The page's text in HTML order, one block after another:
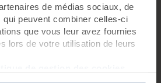
de médias sociaux, de
qui peuvent combiner celles-ci
que vous leur avez fournies
lors de votre utilisation de leurs
hommes tendus, qui souffrent de
ou qui cherchent à réconforter
circulation veineuse ou leur
après un entraînement sportif.